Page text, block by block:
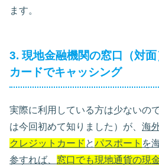
ます。
3. 現地金融機関の窓口（対
カードでキャッシング
実際に利用している方は少ないの
は今回初めて知りました）が、 海
クレジットカード とパスポート を
参すれば、 窓口でも現地通貨の現